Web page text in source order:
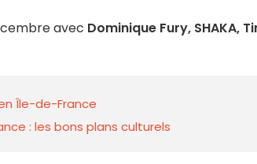
avec Dominique Fury, SHAKA,
Île-de-France
: les bons plans culturels